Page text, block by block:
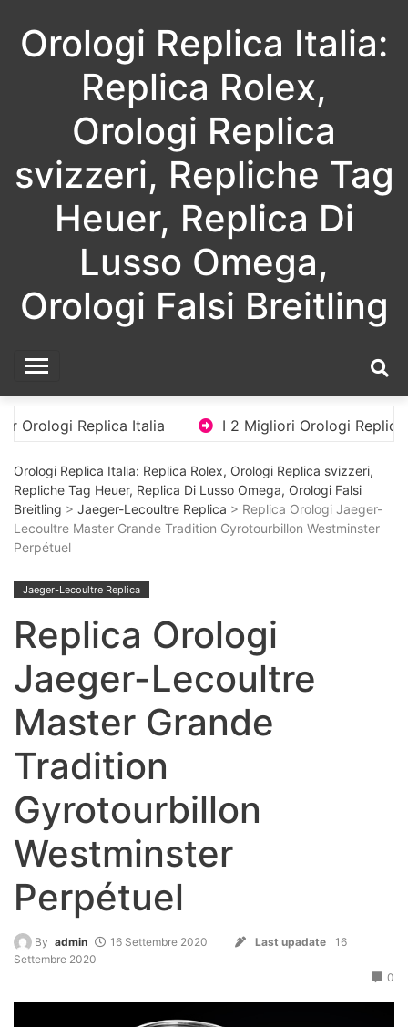
content
Orologi Replica Italia:
Replica Rolex,
Orologi Replica
svizzeri, Repliche Tag
Heuer, Replica Di
Lusso Omega,
Orologi Falsi Breitling
Italia I 2 Migliori Orologi Replica Di Lusso
Orologi Replica Italia: Replica Rolex, Orologi Replica svizzeri,
Repliche Tag Heuer, Replica Di Lusso Omega, Orologi Falsi
Breitling > Jaeger-Lecoultre Replica > Replica Orologi Jaeger-
Lecoultre Master Grande Tradition Gyrotourbillon Westminster
Perpétuel
Jaeger-Lecoultre Replica
Replica Orologi
Jaeger-Lecoultre
Master Grande
Tradition
Gyrotourbillon
Westminster
Perpétuel
By admin 16 Settembre 2020 Last upadate
16
Settembre 2020
0